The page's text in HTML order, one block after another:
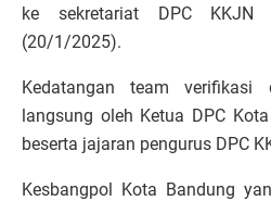
ke sekretariat DPC KKJN
(20/1/2025).
Kedatangan team verifikasi
langsung oleh Ketua DPC
beserta jajaran pengurus DPC
Kesbangpol Kota Bandung